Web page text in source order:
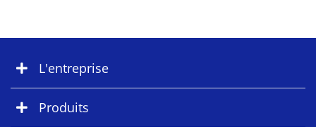
L'entreprise
Produits